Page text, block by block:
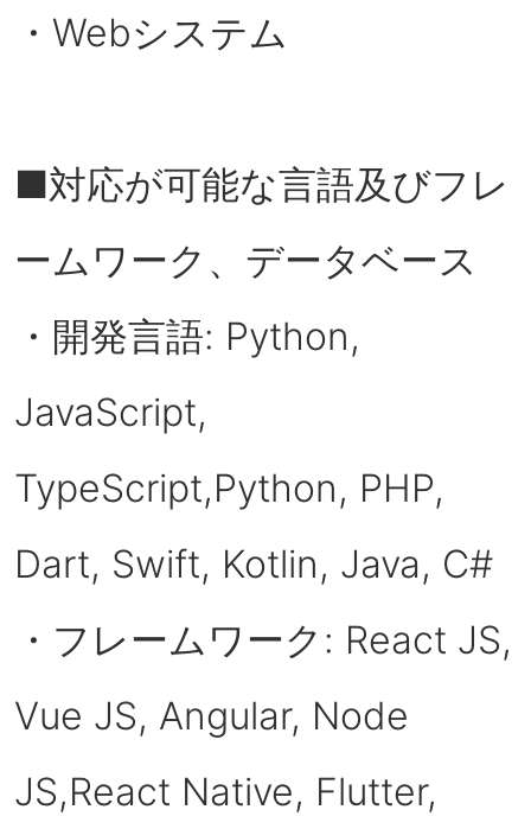
・Webシステム
■対応が可能な言語及びフレ
ームワーク、データベース
・開発言語: Python,
JavaScript,
TypeScript,Python, PHP,
Dart, Swift, Kotlin, Java, C#
・フレームワーク: React JS,
Vue JS, Angular, Node
JS,React Native, Flutter,